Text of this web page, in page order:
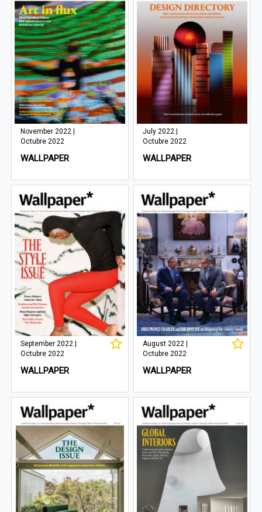
November 2022 |
Octubre 2022
WALLPAPER
July 2022 |
Octubre 2022
WALLPAPER
September 2022 |
Octubre 2022
WALLPAPER
August 2022 |
Octubre 2022
WALLPAPER